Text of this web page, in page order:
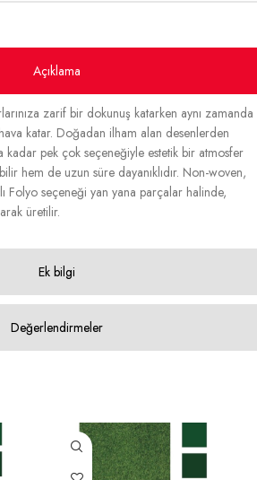
Açıklama
Ek bilgi
Değerlendirmeler
zarif bir dokunuş katarken aynı zamanda
katar. Doğadan ilham alan desenlerden
kadar pek çok seçeneğiyle estetik bir atmosfer
hem de uzun süre dayanıklıdır. Non-woven,
Folyo seçeneği yan yana parçalar halinde,
üretilir.